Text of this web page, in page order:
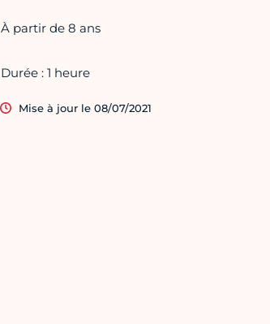
À partir de 8 ans
Durée : 1 heure
Mise à jour le 08/07/2021